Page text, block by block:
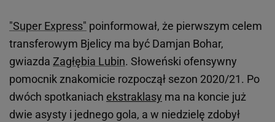
"Super Express" poinformował, że pierwszym celem
transferowym Bjelicy ma być Damjan Bohar,
gwiazda Zagłębia Lubin. Słoweński ofensywny
pomocnik znakomicie rozpoczął sezon 2020/21. Po
dwóch spotkaniach ekstraklasy ma na koncie już
dwie asysty i jednego gola, a w niedzielę zdobył